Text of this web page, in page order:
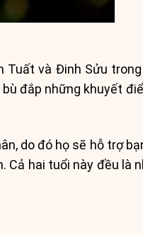
Tuất và Đinh Sửu
đắp những khuyết
do đó họ sẽ hỗ trợ
hai tuổi này đều là